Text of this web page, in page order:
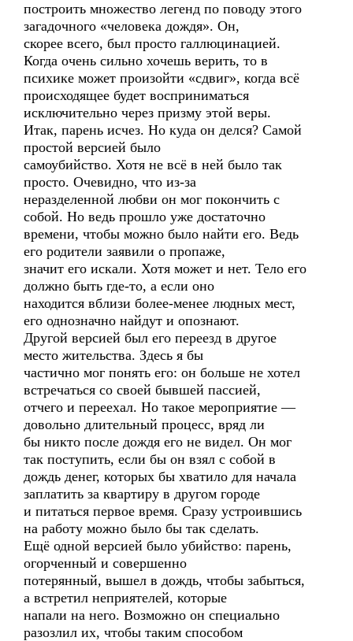
построить множество легенд по поводу этого
загадочного «человека дождя». Он,
скорее всего, был просто галлюцинацией.
Когда очень сильно хочешь верить, то в
психике может произойти «сдвиг», когда всё
происходящее будет восприниматься
исключительно через призму этой веры.
Итак, парень исчез. Но куда он делся? Самой
простой версией было
самоубийство. Хотя не всё в ней было так
просто. Очевидно, что из-за
неразделенной любви он мог покончить с
собой. Но ведь прошло уже достаточно
времени, чтобы можно было найти его. Ведь
его родители заявили о пропаже,
значит его искали. Хотя может и нет. Тело его
должно быть где-то, а если оно
находится вблизи более-менее людных мест,
его однозначно найдут и опознают.
Другой версией был его переезд в другое
место жительства. Здесь я бы
частично мог понять его: он больше не хотел
встречаться со своей бывшей пассией,
отчего и переехал. Но такое мероприятие —
довольно длительный процесс, вряд ли
бы никто после дождя его не видел. Он мог
так поступить, если бы он взял с собой в
дождь денег, которых бы хватило для начала
заплатить за квартиру в другом городе
и питаться первое время. Сразу устроившись
на работу можно было бы так сделать.
Ещё одной версией было убийство: парень,
огорченный и совершенно
потерянный, вышел в дождь, чтобы забыться,
а встретил неприятелей, которые
напали на него. Возможно он специально
разозлил их, чтобы таким способом